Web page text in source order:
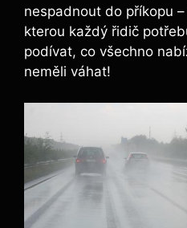
nespadnout do ⁢příkopu
kterou každý řidič
podívat, co všechno
neměli váhat!